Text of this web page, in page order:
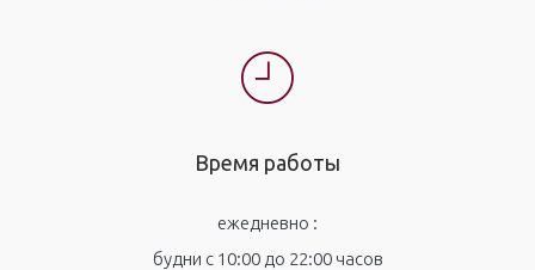
Время работы
ежедневно :
будни с 10:00 до 22:00 часов